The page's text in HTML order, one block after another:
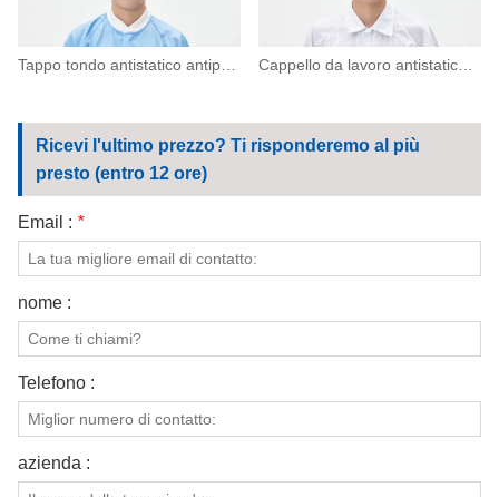
Ricevi l'ultimo prezzo? Ti risponderemo al più
presto (entro 12 ore)
Email : *
nome :
Telefono :
azienda :